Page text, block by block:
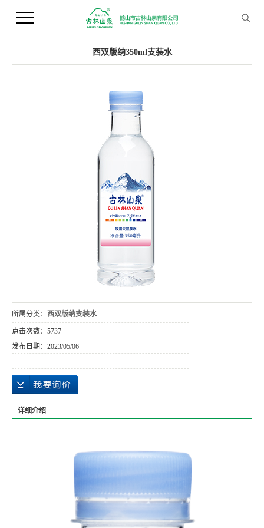
您当前的位置 ： 首 页>>产品中心>>支装水
西双版纳350ml支装水
所属分类： 西双版纳支装水
点击次数： 5737
发布日期： 2023/05/06
详细介绍